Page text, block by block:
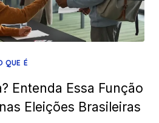
QUE É
Entenda Essa Função
Eleições Brasileiras